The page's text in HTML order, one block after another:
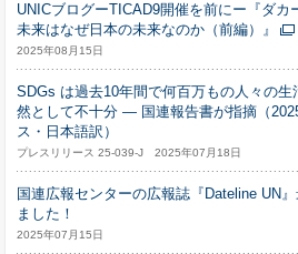
UNICブログーTICAD9開催を前にー『ダ
未来はなぜ日本の未来なのか（前編）』
2025年08月15日
SDGs は過去10年間で何百万もの人々の
然として不十分 ― 国連報告書が指摘（
ス・日本語訳）
プレスリリース 25-039-J 2025年07月18日
国連広報センターの広報誌『Dateline UN
ました！
2025年07月15日